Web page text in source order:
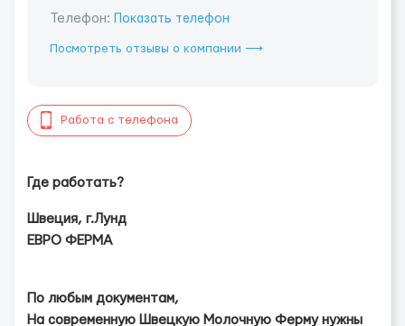
Телефон: Показать телефон
Посмотреть отзывы о компании ⟶
Работа с телефона
Где работать?
Швеция, г.Лунд
ЕВРО ФЕРМА
По любым документам,
На современную Швецкую Молочную Ферму нужны